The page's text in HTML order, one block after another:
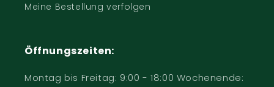
Meine Bestellung verfolgen
Öffnungszeiten:
Montag bis Freitag: 9:00 - 18:00 Wochenende: